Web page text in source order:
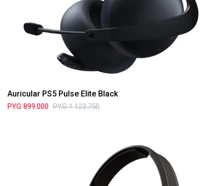
Auricular PS5 Pulse Elite Black
PYG 899.000 PYG 1.123.750